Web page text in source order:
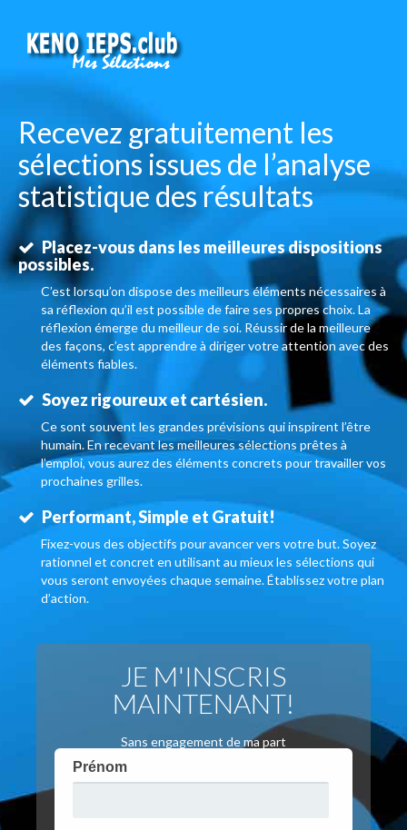
Recevez gratuitement les
sélections issues de l’analyse
statistique des résultats
Placez-vous dans les meilleures dispositions
possibles.
C’est lorsqu’on dispose des meilleurs éléments nécessaires à
sa réflexion qu’il est possible de faire ses propres choix. La
réflexion émerge du meilleur de soi. Réussir de la meilleure
des façons, c’est apprendre à diriger votre attention avec des
éléments fiables.
Soyez rigoureux et cartésien.
Ce sont souvent les grandes prévisions qui inspirent l’être
humain. En recevant les meilleures sélections prêtes à
l’emploi, vous aurez des éléments concrets pour travailler vos
prochaines grilles.
Performant, Simple et Gratuit!
Fixez-vous des objectifs pour avancer vers votre but. Soyez
rationnel et concret en utilisant au mieux les sélections qui
vous seront envoyées chaque semaine. Établissez votre plan
d’action.
JE M'INSCRIS
MAINTENANT!
Sans engagement de ma part
Prénom